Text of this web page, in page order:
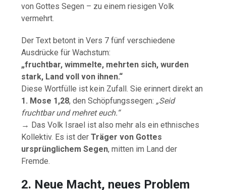
von Gottes Segen – zu einem riesigen Volk
vermehrt.
Der Text betont in Vers 7 fünf verschiedene
Ausdrücke für Wachstum:
„fruchtbar, wimmelte, mehrten sich, wurden
stark, Land voll von ihnen.“
Diese Wortfülle ist kein Zufall. Sie erinnert direkt an
1. Mose 1,28, den Schöpfungssegen: „Seid
fruchtbar und mehret euch.“
→ Das Volk Israel ist also mehr als ein ethnisches
Kollektiv. Es ist derTräger von Gottes
ursprünglichem Segen, mitten im Land der
Fremde.
2. Neue Macht, neues Problem